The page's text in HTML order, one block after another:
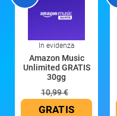
In evidenza
Amazon Music
Unlimited GRATIS
30gg
10,99 €
GRATIS